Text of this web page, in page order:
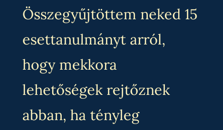
Összegyűjtöttem neked 15
esettanulmányt arról,
hogy mekkora
lehetőségek rejtőznek
abban, ha tényleg